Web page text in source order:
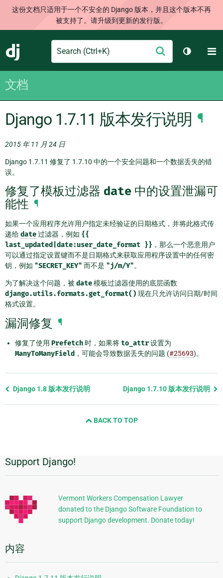
这份文档只适用于一个不安全的 Django 版本，并且这个版本不再
被支持了。请升级到更新的发行版。
Django
Search
交
切换主
文档
Django 1.7.11 版本发行说明 ¶
2015 年 11 月 24 日
Django 1.7.11 修复了 1.7.10 中的一个安全问题和一个数据丢失的错
误。
修复了模板过滤器 date 中的设置泄漏可
能性 ¶
如果一个应用程序允许用户指定未经验证的日期格式，并将此格式传
递给date过滤器，例如 {{
last_updated|date:user_date_format }} ，那么一个恶意用户
可以通过指定设置键而不是日期格式来获取应用程序设置中的任何密
钥，例如 "SECRET_KEY" 而不是 "j/m/Y"。
为了解决这个问题，被 date模板过滤器使用的底层函数
django.utils.formats.get_format() 现在只允许访问日期/时间
格式设置。
漏洞修复 ¶
修复了使用 Prefetch 时，如果将to_attr设置为
ManyToManyField ，可能会导致数据丢失的问题 (#25693)。
Previous
Django 1.8 版本发行说明 Django 1.7.10 版本发行说明
BACK TO TOP
附
加
信
息
Support Django!
Vermont Workers Compensation Lawyer
donated to the Django Software Foundation to
support Django development. Donate today!
内容